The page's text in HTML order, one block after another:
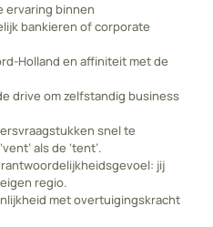
ervaring binnen
bankieren of corporate
Holland en affiniteit met de
drive om zelfstandig business
snel te
als de ‘tent’.
jij
regio.
met overtuigingskracht